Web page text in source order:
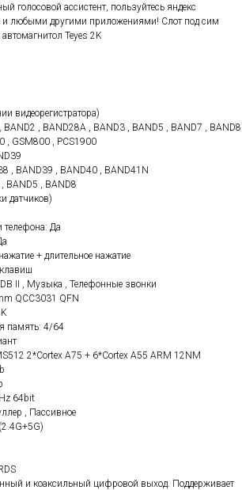
голосовой ассистент, пользуйтесь яндекс
и любыми другими приложениями! Слот под сим
Teyes 2K
видеорегистратора)
BAND2 , BAND28A , BAND3 , BAND5 , BAND7 , BAND8
, GSM800 , PCS1900
, BAND39 , BAND40 , BAND41N
BAND5 , BAND8
датчиков)
телефона: Да
+ длительное нажатие
II , Музыка , Телефонные звонки
QCC3031 QFN
память: 4/64
2*Cortex A75 + 6*Cortex A55 ARM 12NM
64bit
, Пассивное
и коаксильный цифровой выход. Поддерживает